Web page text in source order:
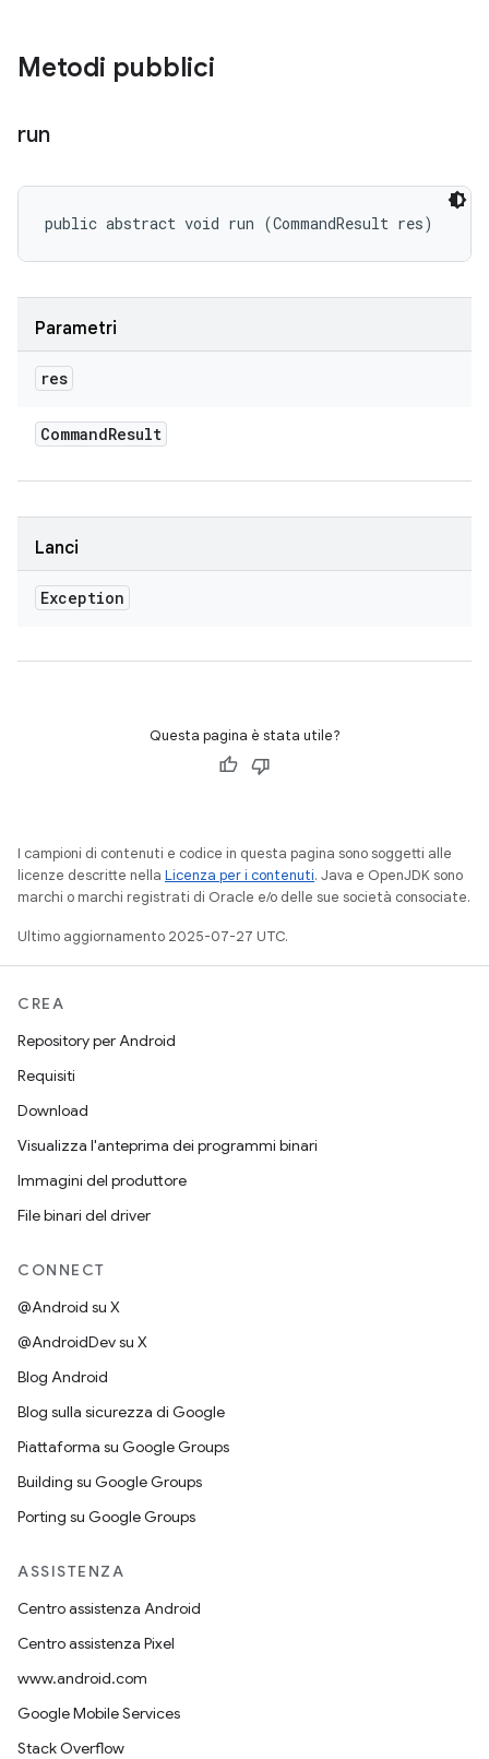
Metodi pubblici
run
public abstract void run (CommandResult res)
Parametri
res
CommandResult
Lanci
Exception
Questa pagina è stata utile?
I campioni di contenuti e codice in questa pagina sono soggetti alle
licenze descritte nella Licenza per i contenuti. Java e OpenJDK sono
marchi o marchi registrati di Oracle e/o delle sue società consociate.
Ultimo aggiornamento 2025-07-27 UTC.
CREA
Repository per Android
Requisiti
Download
Visualizza l'anteprima dei programmi binari
Immagini del produttore
File binari del driver
CONNECT
@Android su X
@AndroidDev su X
Blog Android
Blog sulla sicurezza di Google
Piattaforma su Google Groups
Building su Google Groups
Porting su Google Groups
ASSISTENZA
Centro assistenza Android
Centro assistenza Pixel
www.android.com
Google Mobile Services
Stack Overflow